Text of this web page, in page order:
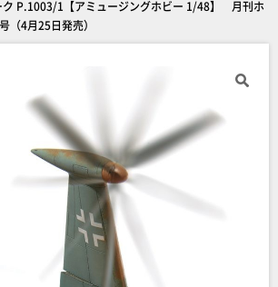
ク P.1003/1【アミュージングホビー 1/48】 月刊ホ
（4月25日発売）